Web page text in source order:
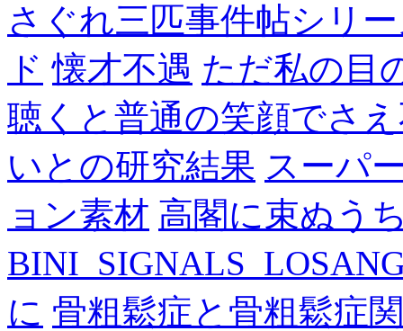
さぐれ三匹事件帖シリ
ド 懐才不遇 ただ私の目
聴くと普通の笑顔でさ
いとの研究結果 スーパ
ョン素材 高閣に束ぬう
に 骨粗鬆症と骨粗鬆症